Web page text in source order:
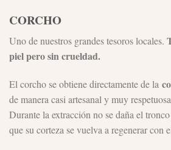
CORCHO
Uno de nuestros grandes tesoros locales.
piel pero sin crueldad.
El corcho se obtiene directamente de la
de manera casi artesanal y muy
Durante la extracción no se daña el
que su corteza se vuelva a regenerar con